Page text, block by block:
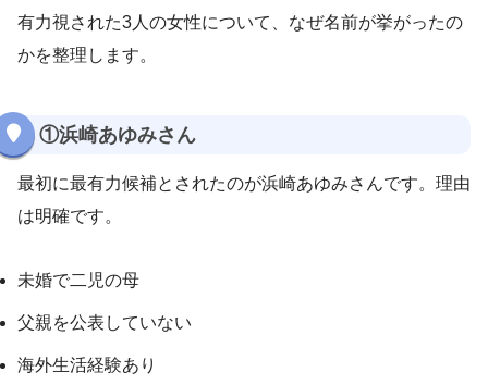
有力視された3人の女性について、なぜ名前が挙がったの
かを整理します。
①浜崎あゆみさん
最初に最有力候補とされたのが浜崎あゆみさんです。理由
は明確です。
未婚で二児の母
父親を公表していない
海外生活経験あり